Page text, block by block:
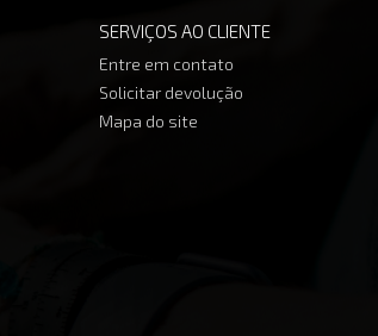
SERVIÇOS AO CLIENTE
Entre em contato
Solicitar devolução
Mapa do site